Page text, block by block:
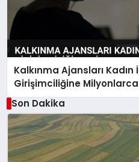
Kalkınma Ajansları
Girişimciliğine Milyonlarca
Son Dakika